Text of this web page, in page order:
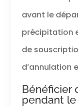
avant le
précipitation
de
d’annulation
Bénéficier
pendant